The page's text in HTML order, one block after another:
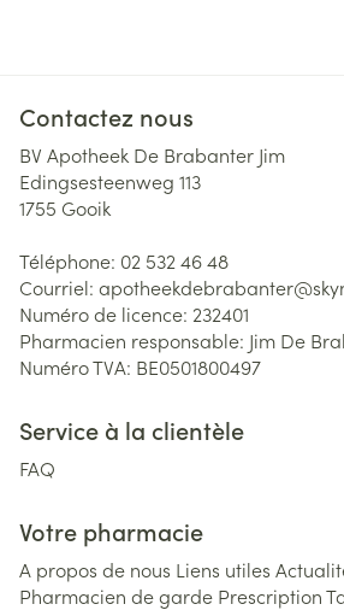
Contactez nous
BV Apotheek De Brabanter Jim
Edingsesteenweg 113
1755 Gooik
Téléphone: 02 532 46 48
Courriel: apotheekdebrabanter@
Numéro de licence: 232401
Pharmacien responsable: Jim De
Numéro TVA: BE0501800497
Service à la clientèle
FAQ
Votre pharmacie
A propos de nous Liens utiles
Pharmacien de garde Prescription